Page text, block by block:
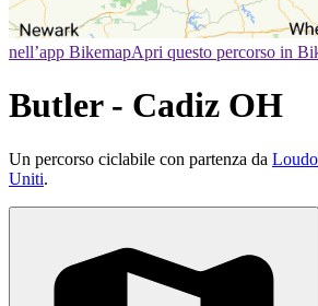
nell’app BikemapApri questo percorso in
Butler - Cadiz OH
Un percorso ciclabile con partenza da
Uniti.